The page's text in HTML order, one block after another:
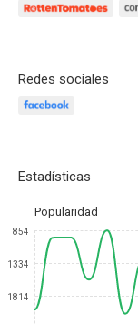
Redes sociales
Estadísticas
Popularidad
854
1334
1814